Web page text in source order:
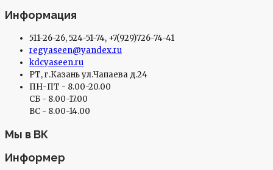
Информация
511-26-26, 524-51-74, +7(929)726-74-41
regyaseen@yandex.ru
kdcyaseen.ru
РТ, г.Казань ул.Чапаева д.24
ПН-ПТ - 8.00-20.00
СБ - 8.00-17.00
ВС - 8.00-14.00
Мы в ВК
Информер